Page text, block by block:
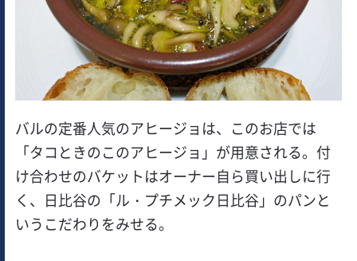
バルの定番人気のアヒージョは、このお店では
「タコときのこのアヒージョ」が用意される。付
け合わせのバケットはオーナー自ら買い出しに行
く、日比谷の「ル・プチメック日比谷」のパンと
いうこだわりをみせる。